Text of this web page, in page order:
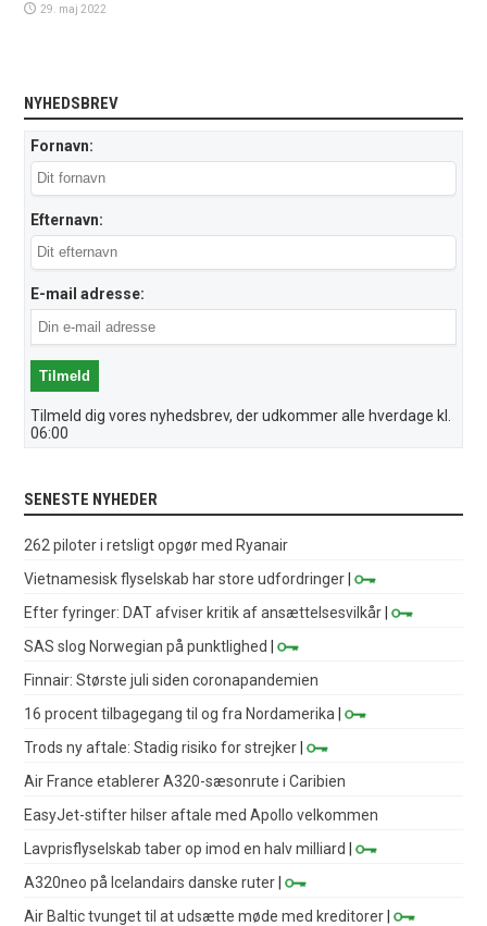
29. maj 2022
NYHEDSBREV
Fornavn:
Efternavn:
E-mail adresse:
Tilmeld dig vores nyhedsbrev, der udkommer alle hverdage kl.
06:00
SENESTE NYHEDER
262 piloter i retsligt opgør med Ryanair
Vietnamesisk flyselskab har store udfordringer |
Efter fyringer: DAT afviser kritik af ansættelsesvilkår |
SAS slog Norwegian på punktlighed
|
Finnair: Største juli siden coronapandemien
16 procent tilbagegang til og fra Nordamerika |
Trods ny aftale: Stadig risiko for strejker |
Air France etablerer A320-sæsonrute i Caribien
EasyJet-stifter hilser aftale med Apollo velkommen
Lavprisflyselskab taber op imod en halv milliard
|
A320neo på Icelandairs danske ruter |
Air Baltic tvunget til at udsætte møde med kreditorer |